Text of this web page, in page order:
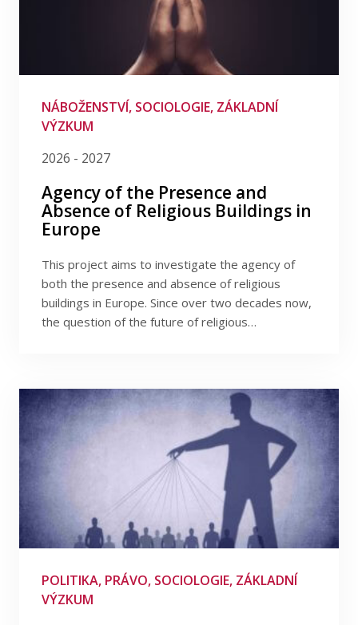
NÁBOŽENSTVÍ, SOCIOLOGIE, ZÁKLADNÍ
VÝZKUM
2026 - 2027
Agency of the Presence and
Absence of Religious Buildings in
Europe
This project aims to investigate the agency of
both the presence and absence of religious
buildings in Europe. Since over two decades now,
the question of the future of religious…
POLITIKA, PRÁVO, SOCIOLOGIE, ZÁKLADNÍ
VÝZKUM
Umělá inteligence
Veřejná politika
Vzdělávání
Základní výzkum
Životní prostředí
Žurnalistika
Filtrovat podle poskytovatele
Filtrova podle programu